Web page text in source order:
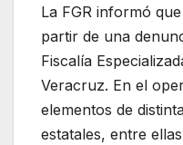
La FGR informó
partir de una
Fiscalía
Veracruz. En el
elementos de
estatales, entre